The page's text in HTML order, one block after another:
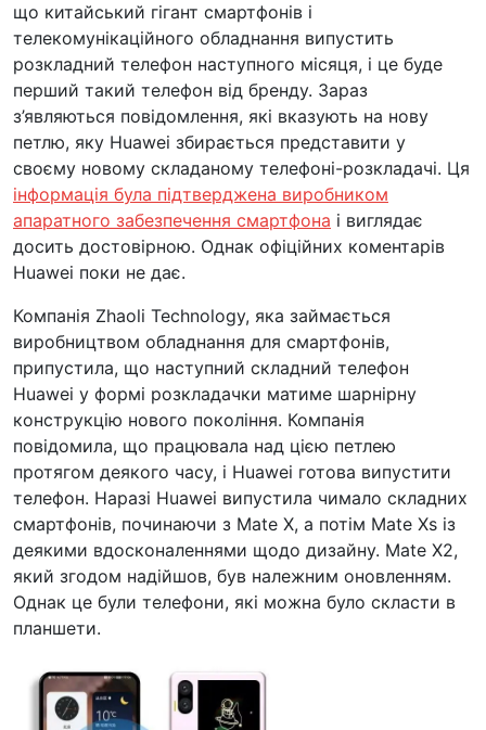
що китайський гігант смартфонів і
телекомунікаційного обладнання випустить
розкладний телефон наступного місяця, і це буде
перший такий телефон від бренду. Зараз
з’являються повідомлення, які вказують на нову
петлю, яку Huawei збирається представити у
своєму новому складаному телефоні-розкладачі. Ця
інформація була підтверджена виробником
апаратного забезпечення смартфона і виглядає
досить достовірною. Однак офіційних коментарів
Huawei поки не дає.
Компанія Zhaoli Technology, яка займається
виробництвом обладнання для смартфонів,
припустила, що наступний складний телефон
Huawei у формі розкладачки матиме шарнірну
конструкцію нового покоління. Компанія
повідомила, що працювала над цією петлею
протягом деякого часу, і Huawei готова випустити
телефон. Наразі Huawei випустила чимало складних
смартфонів, починаючи з Mate X, а потім Mate Xs із
деякими вдосконаленнями щодо дизайну. Mate X2,
який згодом надійшов, був належним оновленням.
Однак це були телефони, які можна було скласти в
планшети.